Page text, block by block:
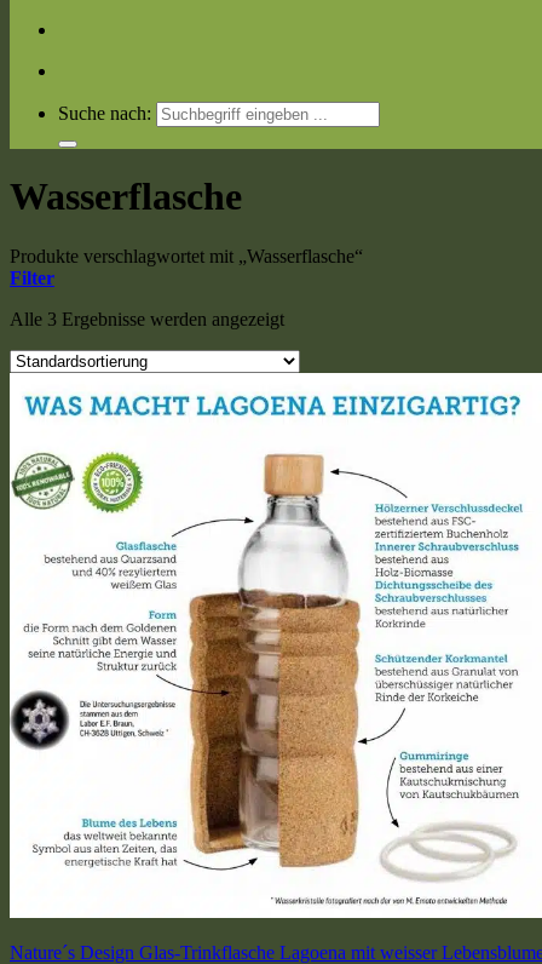
Suche nach:
Wasserflasche
Produkte verschlagwortet mit „Wasserflasche“
Filter
Alle 3 Ergebnisse werden angezeigt
Nature´s Design Glas-Trinkflasche Lagoena mit weisser